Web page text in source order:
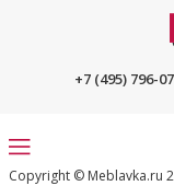
+7 (495) 796-
Copyright © Meblavka.ru